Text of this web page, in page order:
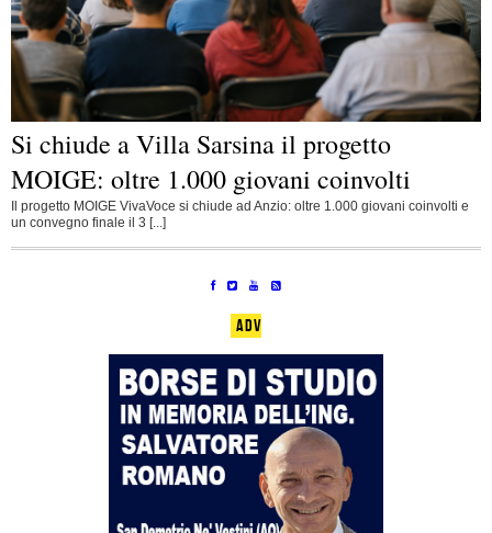
Si chiude a Villa Sarsina il progetto
MOIGE: oltre 1.000 giovani coinvolti
Il progetto MOIGE VivaVoce si chiude ad Anzio: oltre 1.000 giovani coinvolti e
un convegno finale il 3 [...]
ADV